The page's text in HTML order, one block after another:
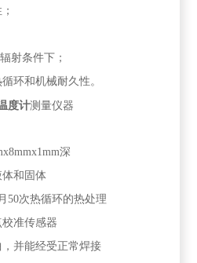
；
射条件下 ；
环和机械耐久性。
度计测量仪器
深
和固体
50次热循环的热处理
校准传感器
并能经受正常焊接